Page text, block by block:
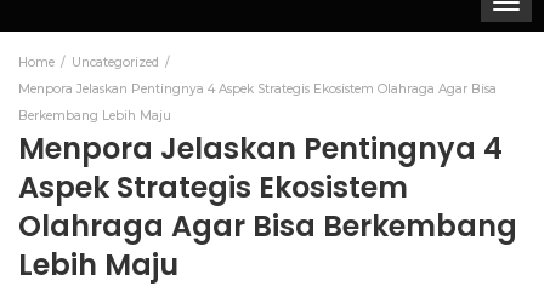
Home
Uncategorized
Menpora Jelaskan Pentingnya 4 Aspek Strategis Ekosistem Olahraga Agar Bisa
Berkembang Lebih Maju
Menpora Jelaskan Pentingnya 4
Aspek Strategis Ekosistem
Olahraga Agar Bisa Berkembang
Lebih Maju